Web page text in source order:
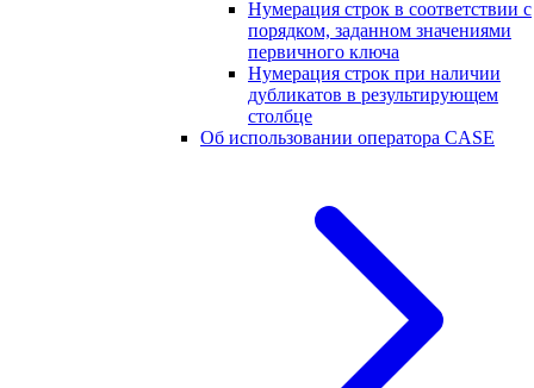
Нумерация строк в соответствии с
порядком, заданном значениями
первичного ключа
Нумерация строк при наличии
дубликатов в результирующем
столбце
Об использовании оператора CASE